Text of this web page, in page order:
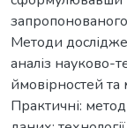
Методи
аналіз науково-
ймовірностей та
Практичні: